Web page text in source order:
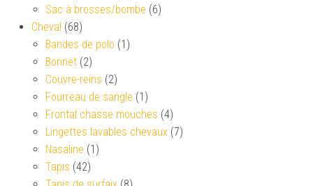
Sac à brosses/bombe (6)
Cheval (68)
Bandes de polo (1)
Bonnet (2)
Couvre-reins (2)
Fourreau de sangle (1)
Frontal chasse mouches (4)
Lingettes lavables chevaux (7)
Nasaline (1)
Tapis (42)